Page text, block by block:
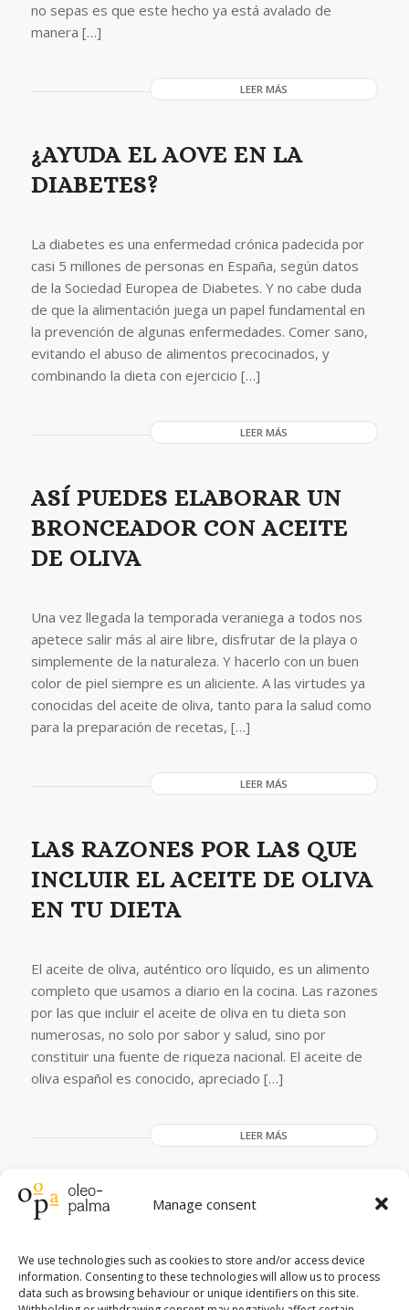
Manage consent
We use technologies such as cookies to store and/or access device
information. Consenting to these technologies will allow us to process
data such as browsing behaviour or unique identifiers on this site.
no sepas es que este hecho ya está avalado de
manera […]
LEER MÁS
¿AYUDA EL AOVE EN LA
DIABETES?
La diabetes es una enfermedad crónica padecida por
casi 5 millones de personas en España, según datos
de la Sociedad Europea de Diabetes. Y no cabe duda
de que la alimentación juega un papel fundamental en
la prevención de algunas enfermedades. Comer sano,
evitando el abuso de alimentos precocinados, y
combinando la dieta con ejercicio […]
LEER MÁS
ASÍ PUEDES ELABORAR UN
BRONCEADOR CON ACEITE
DE OLIVA
Una vez llegada la temporada veraniega a todos nos
apetece salir más al aire libre, disfrutar de la playa o
simplemente de la naturaleza. Y hacerlo con un buen
color de piel siempre es un aliciente. A las virtudes ya
conocidas del aceite de oliva, tanto para la salud como
para la preparación de recetas, […]
LEER MÁS
LAS RAZONES POR LAS QUE
INCLUIR EL ACEITE DE OLIVA
EN TU DIETA
El aceite de oliva, auténtico oro líquido, es un alimento
completo que usamos a diario en la cocina. Las razones
por las que incluir el aceite de oliva en tu dieta son
numerosas, no solo por sabor y salud, sino por
constituir una fuente de riqueza nacional. El aceite de
oliva español es conocido, apreciado […]
LEER MÁS
EL ACEITE DE OLIVA Y EL
ESTA SUSTANCIA DE ÉL